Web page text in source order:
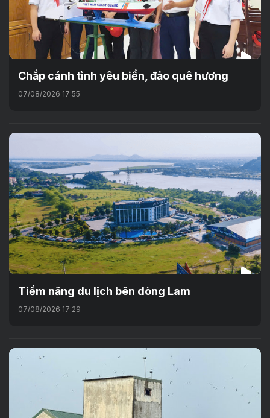
Chắp cánh tình yêu biển, đảo quê hương
07/08/2026 17:55
Tiềm năng du lịch bên dòng Lam
07/08/2026 17:29